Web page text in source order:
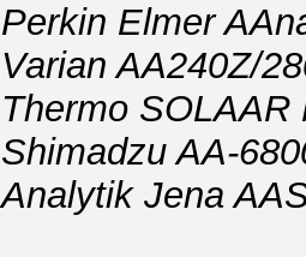
Perkin Elmer
Varian AA240Z/
Thermo SOLAAR
Shimadzu AA-
Analytik Jena